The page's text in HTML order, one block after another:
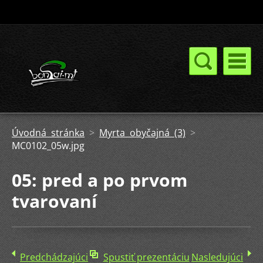
Úvodná stránka > Myrta obyčajná (3) >
MC0102_05w.jpg
05: pred a po prvom
tvarovaní
Predchádzajúci Spustiť prezentáciu Nasledujúci